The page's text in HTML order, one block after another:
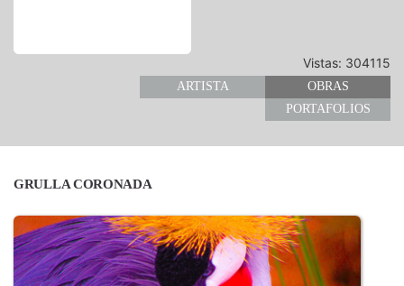
Vistas: 304115
ARTISTA
OBRAS
PORTAFOLIOS
GRULLA CORONADA